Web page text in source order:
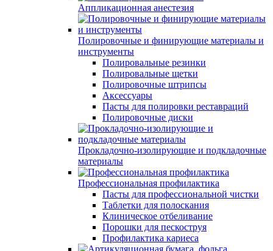
Аппликационная анестезия
Полировочные и финирующие материалы и
инструменты
Полировальные резинки
Полировальные щетки
Полировочные штрипсы
Аксессуары
Пасты для полировки реставраций
Полировочные диски
Прокладочно-изолирующие и подкладочные
материалы
Профессиональная профилактика
Пасты для профессиональной чистки
Таблетки для полоскания
Клиническое отбеливание
Порошки для пескоструя
Профилактика кариеса